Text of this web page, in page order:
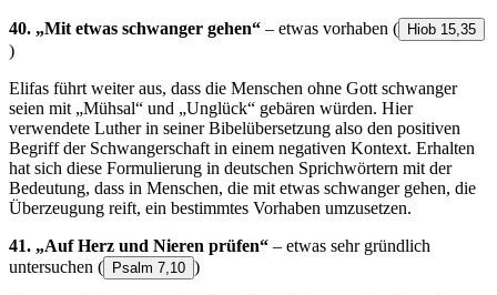
40. „Mit etwas schwanger gehen“ – etwas vorhaben ( Hiob 15,35
)
Elifas führt weiter aus, dass die Menschen ohne Gott schwanger
seien mit „Mühsal“ und „Unglück“ gebären würden. Hier
verwendete Luther in seiner Bibelübersetzung also den positiven
Begriff der Schwangerschaft in einem negativen Kontext. Erhalten
hat sich diese Formulierung in deutschen Sprichwörtern mit der
Bedeutung, dass in Menschen, die mit etwas schwanger gehen, die
Überzeugung reift, ein bestimmtes Vorhaben umzusetzen.
41. „Auf Herz und Nieren prüfen“ – etwas sehr gründlich
untersuchen ( Psalm 7,10 )